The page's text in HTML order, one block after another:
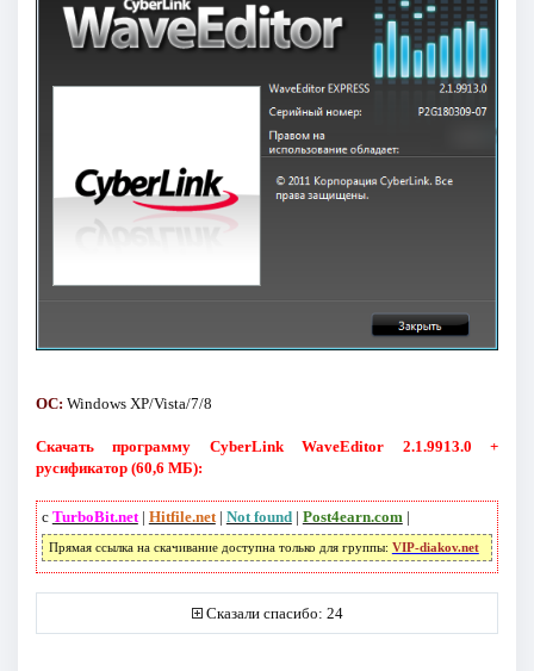
ОС: Windows XP/Vista/7/8
Скачать программу CyberLink WaveEditor 2.1.9913.0 +
русификатор (60,6 МБ):
с TurboBit.net| Hitfile.net| Not found| Post4earn.com |
Прямая ссылка на скачивание доступна только для группы: VIP-diakov.net
Сказали спасибо: 24